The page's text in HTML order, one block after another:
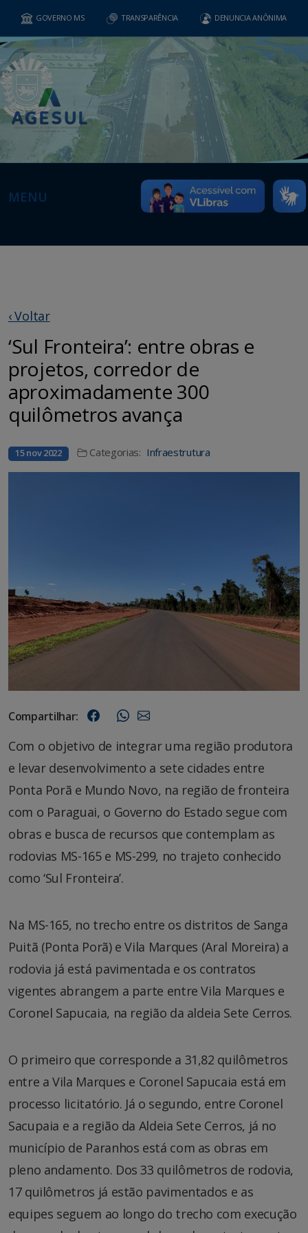
GOVERNO MS TRANSPARÊNCIA DENUNCIA ANÔNIMA
MENU
‹ Voltar
‘Sul Fronteira’: entre obras e
projetos, corredor de
aproximadamente 300
quilômetros avança
15 nov 2022 Categorias: Infraestrutura
Compartilhar:
Com o objetivo de integrar uma região produtora
e levar desenvolvimento a sete cidades entre
Ponta Porã e Mundo Novo, na região de fronteira
com o Paraguai, o Governo do Estado segue com
obras e busca de recursos que contemplam as
rodovias MS-165 e MS-299, no trajeto conhecido
como ‘Sul Fronteira’.
Na MS-165, no trecho entre os distritos de Sanga
Puitã (Ponta Porã) e Vila Marques (Aral Moreira) a
rodovia já está pavimentada e os contratos
vigentes abrangem a parte entre Vila Marques e
Coronel Sapucaia, na região da aldeia Sete Cerros.
O primeiro que corresponde a 31,82 quilômetros
entre a Vila Marques e Coronel Sapucaia está em
processo licitatório. Já o segundo, entre Coronel
Sacupaia e a região da Aldeia Sete Cerros, já no
município de Paranhos está com as obras em
pleno andamento. Dos 33 quilômetros de rodovia,
17 quilômetros já estão pavimentados e as
equipes seguem ao longo do trecho com execução